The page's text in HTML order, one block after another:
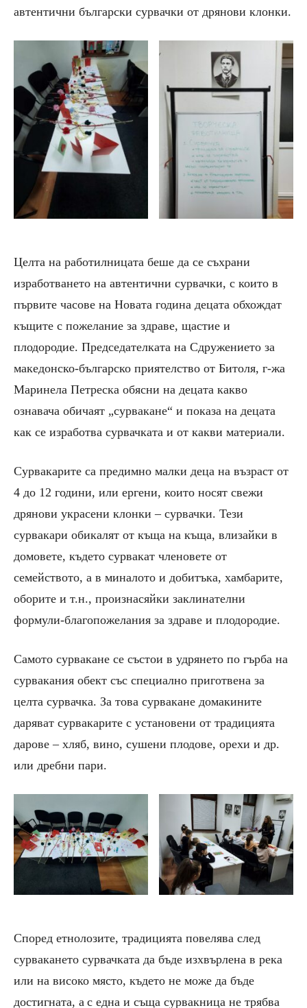
автентични български сурвачки от дрянови клонки.
Целта на работилницата беше да се съхрани
изработването на автентични сурвачки, с които в
първите часове на Новата година децата обхождат
къщите с пожелание за здраве, щастие и
плодородие. Председателката на Сдружението за
македонско-българско приятелство от Битоля, г-жа
Маринела Петреска обясни на децата какво
ознавача обичаят „сурвакане“ и показа на децата
как се изработва сурвачката и от какви материали.
Сурвакарите са предимно малки деца на възраст от
4 до 12 години, или ергени, които носят свежи
дрянови украсени клонки–сурвачки. Тези
сурвакари обикалят от къща на къща, влизайки в
домовете, където сурвакат членовете от
семейството, а в миналото и добитъка, хамбарите,
оборите и т.н., произнасяйки заклинателни
формули-благопожелания за здраве и плодородие.
Самото сурвакане се състои в удрянето по гърба на
сурвакания обект със специално приготвена за
целта сурвачка. За това сурвакане домакините
даряват сурвакарите с установени от традицията
дарове– хляб, вино, сушени плодове, орехи и др.
или дребни пари.
Според етнолозите, традицията повелява след
сурвакането сурвачката да бъде изхвърлена в река
или на високо място, където не може да бъде
достигната, а с една и съща сурвакница не трябва